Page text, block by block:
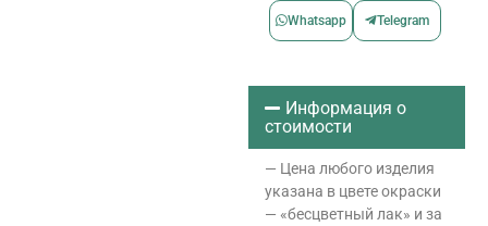
Whatsapp Telegram
Информация о
стоимости
— Цена любого изделия
указана в цвете окраски
— «бесцветный лак» и за